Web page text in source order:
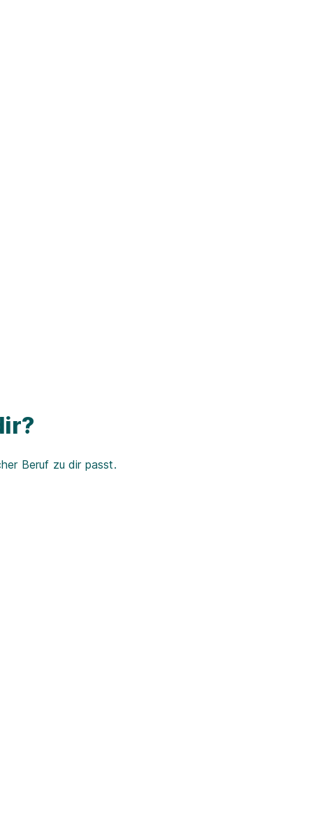
Beruf zu dir passt.